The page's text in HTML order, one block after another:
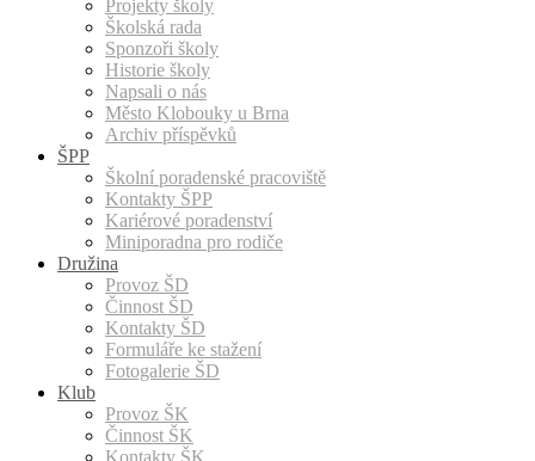
Projekty školy
Školská rada
Sponzoři školy
Historie školy
Napsali o nás
Město Klobouky u Brna
Archiv příspěvků
ŠPP
Školní poradenské pracoviště
Kontakty ŠPP
Kariérové poradenství
Miniporadna pro rodiče
Družina
Provoz ŠD
Činnost ŠD
Kontakty ŠD
Formuláře ke stažení
Fotogalerie ŠD
Klub
Provoz ŠK
Činnost ŠK
Kontakty ŠK